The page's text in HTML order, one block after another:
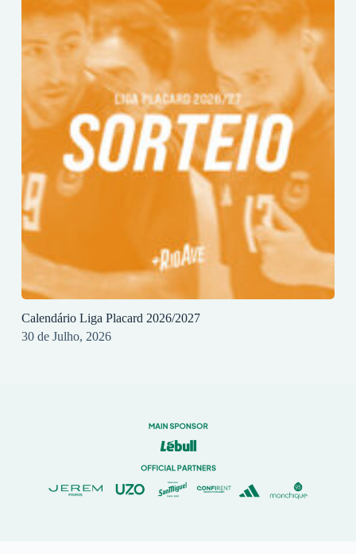
Calendário Liga Placard 2026/2027
30 de Julho, 2026